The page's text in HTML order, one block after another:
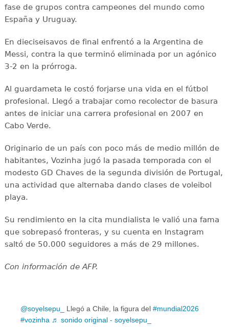
fase de grupos contra campeones del mundo como
España y Uruguay.
En dieciseisavos de final enfrentó a la Argentina de
Messi, contra la que terminó eliminada por un agónico
3-2 en la prórroga.
Al guardameta le costó forjarse una vida en el fútbol
profesional. Llegó a trabajar como recolector de basura
antes de iniciar una carrera profesional en 2007 en
Cabo Verde.
Originario de un país con poco más de medio millón de
habitantes, Vozinha jugó la pasada temporada con el
modesto GD Chaves de la segunda división de Portugal,
una actividad que alternaba dando clases de voleibol
playa.
Su rendimiento en la cita mundialista le valió una fama
que sobrepasó fronteras, y su cuenta en Instagram
saltó de 50.000 seguidores a más de 29 millones.
Con información de AFP.
@soyelsepu_ Llegó a Chile, la figura del #mundial2026
#vozinha ♬ sonido original - soyelsepu_